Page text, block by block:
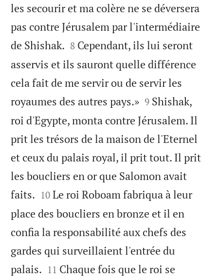
les secourir et ma colère ne se déversera
pas contre Jérusalem par l'intermédiaire
de Shishak. 

8 Cependant, ils lui seront
asservis et ils sauront quelle différence
cela fait de me servir ou de servir les
royaumes des autres pays.»
9 Shishak,
roi d'Egypte, monta contre Jérusalem. Il
prit les trésors de la maison de l'Eternel
et ceux du palais royal, il prit tout. Il prit
les boucliers en or que Salomon avait
faits. 

10 Le roi Roboam fabriqua à leur
place des boucliers en bronze et il en
confia la responsabilité aux chefs des
gardes qui surveillaient l'entrée du
palais. 

11 Chaque fois que le roi se